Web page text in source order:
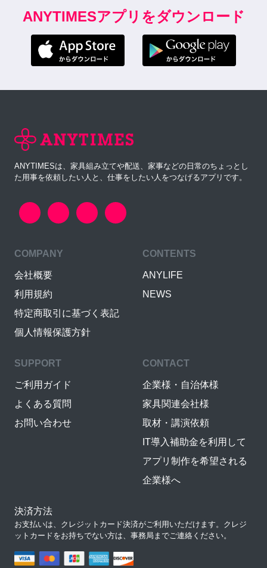
ANYTIMESアプリをダウンロード
ANYTIMESは、家具組み立てや配送、家事などの日常のちょっとし
た用事を依頼したい人と、仕事をしたい人をつなげるアプリです。
COMPANY
会社概要
利用規約
特定商取引に基づく表記
個人情報保護方針
CONTENTS
ANYLIFE
NEWS
SUPPORT
ご利用ガイド
よくある質問
お問い合わせ
CONTACT
企業様・自治体様
家具関連会社様
取材・講演依頼
IT導入補助金を利用して
アプリ制作を希望される
企業様へ
決済方法
お支払いは、クレジットカード決済がご利用いただけます。クレジ
ットカードをお持ちでない方は、事務局までご連絡ください。